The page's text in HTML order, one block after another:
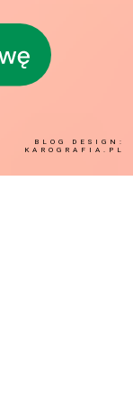
BLOG DESIGN:
KAROGRAFIA.PL